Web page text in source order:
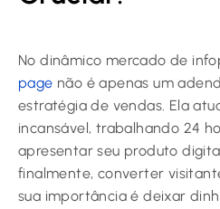
No dinâmico mercado de
page não é apenas um
estratégia de vendas. Ela
incansável, trabalhando 24
apresentar seu produto
finalmente, converter
sua importância é deixar